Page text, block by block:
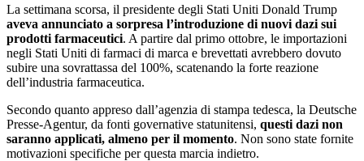
La settimana scorsa, il presidente degli Stati Uniti Donald Trump
aveva annunciato a sorpresa l’introduzione di nuovi dazi sui
prodotti farmaceutici. A partire dal primo ottobre, le importazioni
negli Stati Uniti di farmaci di marca e brevettati avrebbero dovuto
subire una sovrattassa del 100%, scatenando la forte reazione
dell’industria farmaceutica.
Secondo quanto appreso dall’agenzia di stampa tedesca, la Deutsche
Presse-Agentur, da fonti governative statunitensi, questi dazi non
saranno applicati, almeno per il momento. Non sono state fornite
motivazioni specifiche per questa marcia indietro.